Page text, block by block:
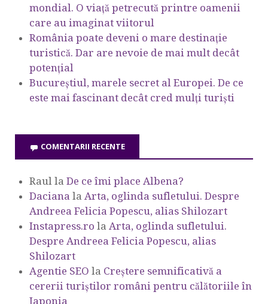
mondial. O viață petrecută printre oamenii
care au imaginat viitorul
România poate deveni o mare destinație
turistică. Dar are nevoie de mai mult decât
potențial
Bucureștiul, marele secret al Europei. De ce
este mai fascinant decât cred mulți turiști
COMENTARII RECENTE
Raul la De ce îmi place Albena?
Daciana la Arta, oglinda sufletului. Despre
Andreea Felicia Popescu, alias Shilozart
Instapress.ro la Arta, oglinda sufletului.
Despre Andreea Felicia Popescu, alias
Shilozart
Agentie SEO la Creștere semnificativă a
cererii turiștilor români pentru călătoriile în
Japonia